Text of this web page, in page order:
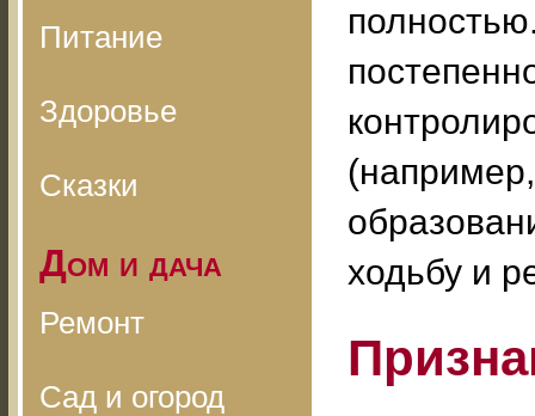
Питание
Здоровье
Сказки
Дом и дача
Ремонт
Сад и огород
ходьбу и